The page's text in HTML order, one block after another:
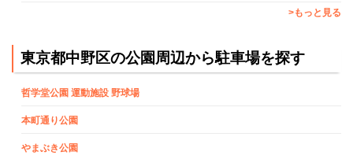
>もっと見る
東京都中野区の公園周辺から駐車場を探す
哲学堂公園 運動施設 野球場
本町通り公園
やまぶき公園